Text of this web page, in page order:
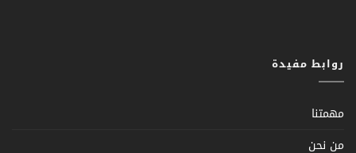
روابط مفيدة
مهمتنا
من نحن